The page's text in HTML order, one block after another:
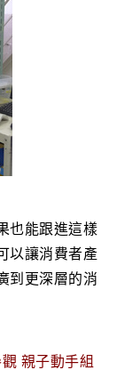
也能跟進這樣
以讓消費者產
到更深層的消
親子動手組